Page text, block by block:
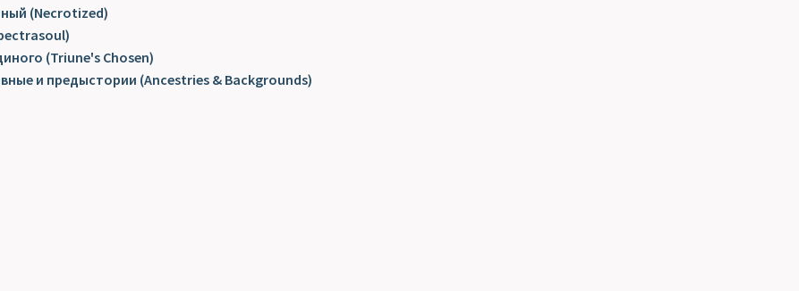
(Necrotized)
(Triune's Chosen)
и предыстории (Ancestries & Backgrounds)